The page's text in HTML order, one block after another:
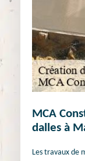
MCA
dalles à
Les travaux de